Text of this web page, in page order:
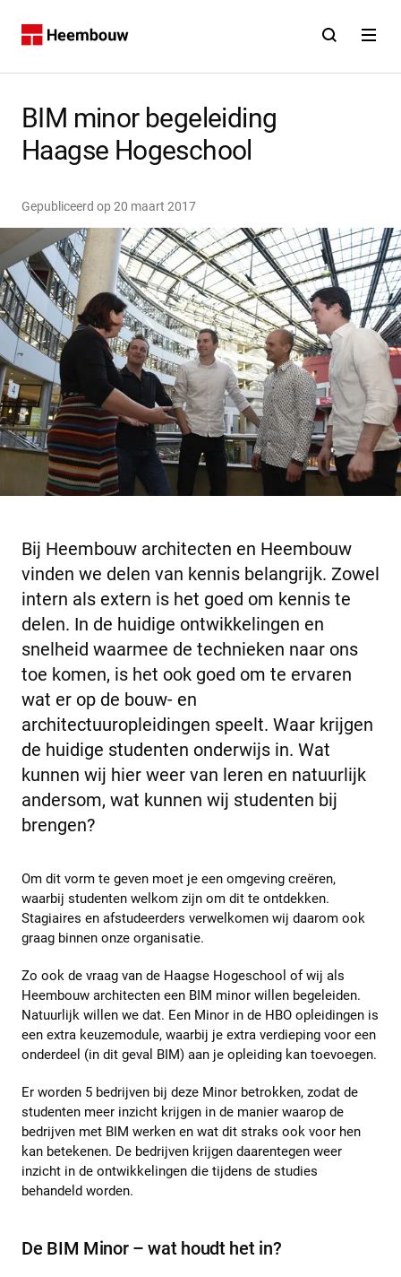
Home Open Open
Contact
BIM minor begeleiding
Haagse Hogeschool
Gepubliceerd op 20 maart 2017
Bij Heembouw architecten en Heembouw
vinden we delen van kennis belangrijk. Zowel
intern als extern is het goed om kennis te
delen. In de huidige ontwikkelingen en
snelheid waarmee de technieken naar ons
toe komen, is het ook goed om te ervaren
wat er op de bouw- en
architectuuropleidingen speelt. Waar krijgen
de huidige studenten onderwijs in. Wat
kunnen wij hier weer van leren en natuurlijk
andersom, wat kunnen wij studenten bij
brengen?
Om dit vorm te geven moet je een omgeving creëren,
waarbij studenten welkom zijn om dit te ontdekken.
Stagiaires en afstudeerders verwelkomen wij daarom ook
graag binnen onze organisatie.
Zo ook de vraag van de Haagse Hogeschool of wij als
Heembouw architecten een BIM minor willen begeleiden.
Natuurlijk willen we dat. Een Minor in de HBO opleidingen is
een extra keuzemodule, waarbij je extra verdieping voor een
onderdeel (in dit geval BIM) aan je opleiding kan toevoegen.
Er worden 5 bedrijven bij deze Minor betrokken, zodat de
studenten meer inzicht krijgen in de manier waarop de
bedrijven met BIM werken en wat dit straks ook voor hen
kan betekenen. De bedrijven krijgen daarentegen weer
inzicht in de ontwikkelingen die tijdens de studies
behandeld worden.
De BIM Minor – wat houdt het in?